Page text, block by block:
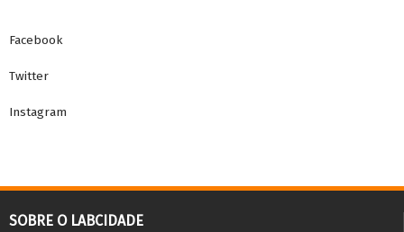
Facebook
Twitter
Instagram
SOBRE O LABCIDADE